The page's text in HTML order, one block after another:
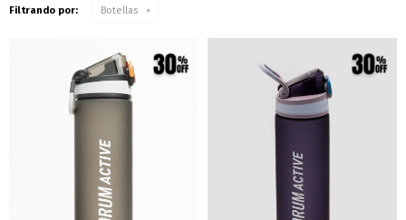
Filtrando por: Botellas